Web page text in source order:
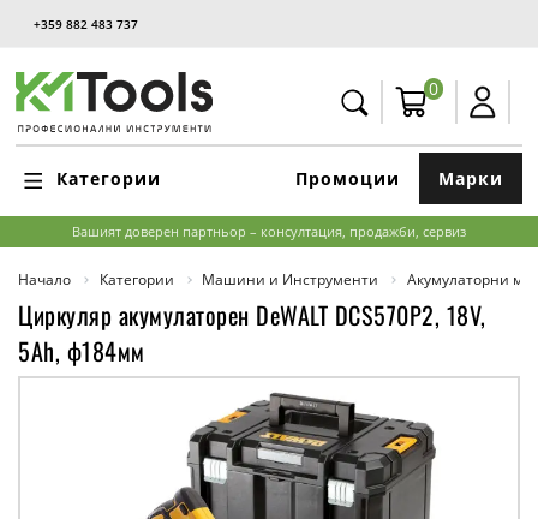
+359 882 483 737
0
Категории Марки
Промоции
Вашият доверен партньор – консултация, продажби, сервиз
Начало Категории Машини и Инструменти Акумулаторни
Циркуляр акумулаторен DeWALT DCS570P2, 18V,
5Ah, ф184мм